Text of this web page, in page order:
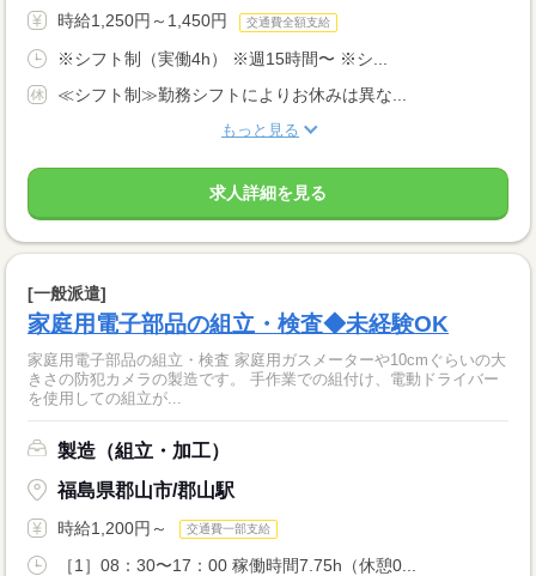
時給1,250円～1,450円 交通費全額支給
※シフト制（実働4h） ※週15時間〜 ※シ...
≪シフト制≫勤務シフトによりお休みは異な...
もっと見る
求人詳細を見る
[一般派遣]
家庭用電子部品の組立・検査◆未経験OK
家庭用電子部品の組立・検査 家庭用ガスメーターや10cmぐらいの大
きさの防犯カメラの製造です。 手作業での組付け、電動ドライバー
を使用しての組立が...
製造（組立・加工）
福島県郡山市/郡山駅
時給1,200円～ 交通費一部支給
［1］08：30〜17：00 稼働時間7.75h（休憩0...